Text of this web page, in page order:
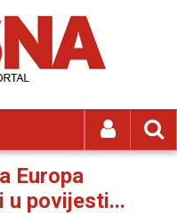
Europa
u povijesti...